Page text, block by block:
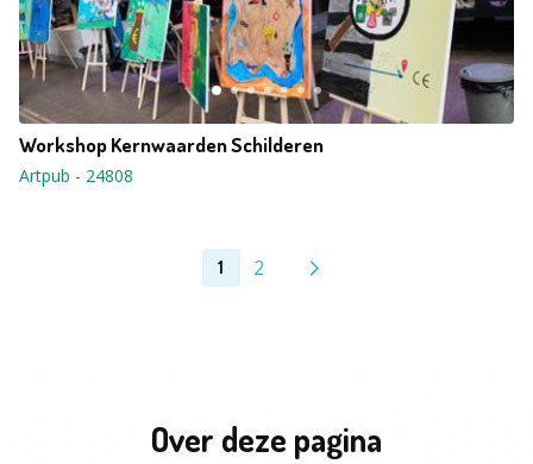
Workshop Kernwaarden Schilderen
Artpub - 24808
1 2
Over deze pagina